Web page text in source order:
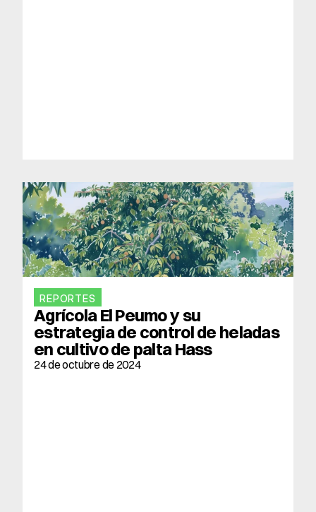
REPORTES
Agrícola El Peumo y su
estrategia de control de heladas
en cultivo de palta Hass
24 de octubre de 2024